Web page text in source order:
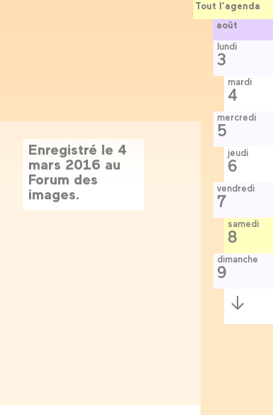
Enregistré le 4
mars 2016 au
Forum des
images.
Tout l’agenda
août
lundi
3
mardi
4
mercredi
5
jeudi
6
vendredi
7
samedi
8
dimanche
9
Semaine
suivante